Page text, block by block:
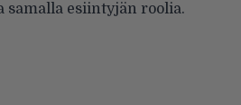
samalla esiintyjän roolia.